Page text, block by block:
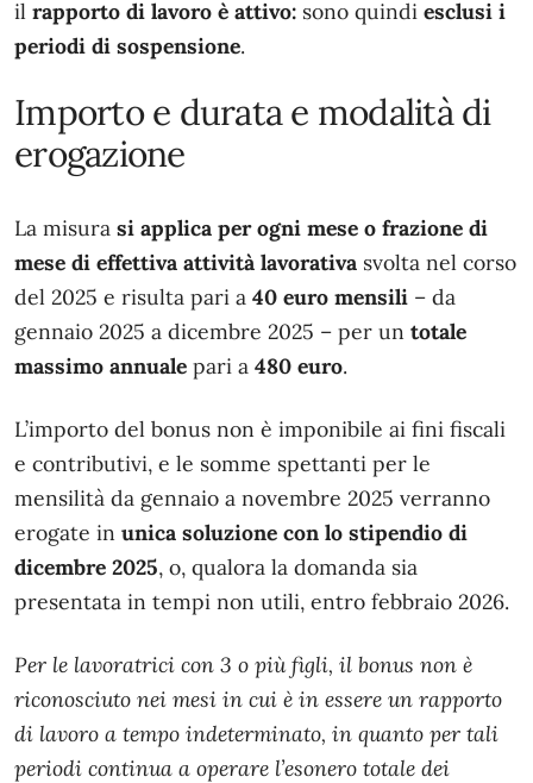
il rapporto di lavoro è attivo: sono quindi esclusi i
periodi di sospensione.
Importo e durata e modalità di
erogazione
La misura si applica per ogni mese o frazione di
mese di effettiva attività lavorativa svolta nel corso
del 2025 e risulta pari a 40 euro mensili – da
gennaio 2025 a dicembre 2025 – per un totale
massimo annuale pari a 480 euro.
L’importo del bonus non è imponibile ai fini fiscali
e contributivi, e le somme spettanti per le
mensilità da gennaio a novembre 2025 verranno
erogate in unica soluzione con lo stipendio di
dicembre 2025, o, qualora la domanda sia
presentata in tempi non utili, entro febbraio 2026.
Per le lavoratrici con 3 o più figli, il bonus non è
riconosciuto nei mesi in cui è in essere un rapporto
di lavoro a tempo indeterminato, in quanto per tali
periodi continua a operare l’esonero totale dei